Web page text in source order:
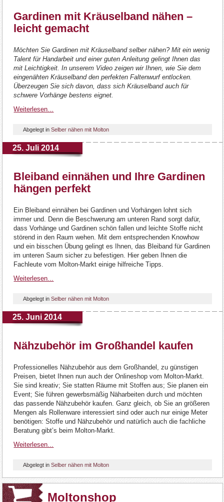
Gardinen mit Kräuselband nähen –
leicht gemacht
Möchten Sie Gardinen mit Kräuselband selber nähen? Mit ein wenig
Talent für Handarbeit und einer guten Anleitung gelingt Ihnen das
mit Leichtigkeit. In unserem Video zeigen wir Ihnen, wie Sie dem
eingenähten Kräuselband den perfekten Faltenwurf entlocken.
Überzeugen Sie sich davon, dass sich Kräuselband auch für
schwere Vorhänge bestens eignet.
Weiterlesen...
Abgelegt inSelber nähen mit Molton
25. Juli 2014
Bleiband einnähen und Ihre Gardinen
hängen perfekt
Ein Bleiband einnähen bei Gardinen und Vorhängen lohnt sich
immer und. Denn die Beschwerung am unteren Rand sorgt dafür,
dass Vorhänge und Gardinen schön fallen und leichte Stoffe nicht
störend in den Raum wehen. Mit dem entsprechenden Knowhow
und ein bisschen Übung gelingt es Ihnen, das Bleiband für Gardinen
im unteren Saum sicher zu befestigen. Hier geben Ihnen die
Fachleute vom Molton-Markt einige hilfreiche Tipps.
Weiterlesen...
Abgelegt inSelber nähen mit Molton
25. Juni 2014
Nähzubehör im Großhandel kaufen
Professionelles Nähzubehör aus dem Großhandel, zu günstigen
Preisen, bietet Ihnen nun auch der Onlineshop vom Molton-Markt.
Sie sind kreativ; Sie statten Räume mit Stoffen aus; Sie planen ein
Event; Sie führen gewerbsmäßig Näharbeiten durch und möchten
das passende Nähzubehör kaufen. Ganz gleich, ob Sie an größeren
Mengen als Rollenware interessiert sind oder auch nur einige Meter
benötigen: Stoffe und Nähzubehör und natürlich auch die fachliche
Beratung gibt’s beim Molton-Markt.
Weiterlesen...
Abgelegt inSelber nähen mit Molton
Moltonshop